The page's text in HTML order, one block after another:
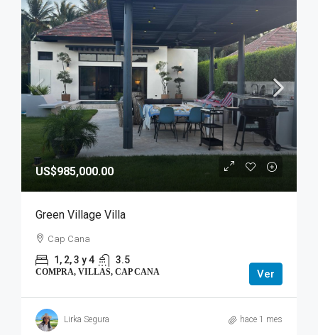
US$985,000.00
Green Village Villa
Cap Cana
1, 2, 3 y 4 3.5
COMPRA, VILLAS, CAP CANA Ver
Lirka Segura hace 1 mes